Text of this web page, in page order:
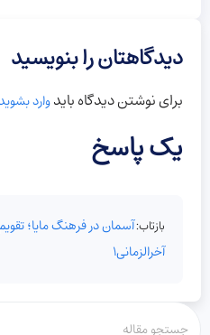
یک پاسخ
بازتاب:آسمان در فرهنگ مایا؛
آخرالزمانی1
دیدگاهتان را بنویسید
برای نوشتن دیدگاه بایدوارد